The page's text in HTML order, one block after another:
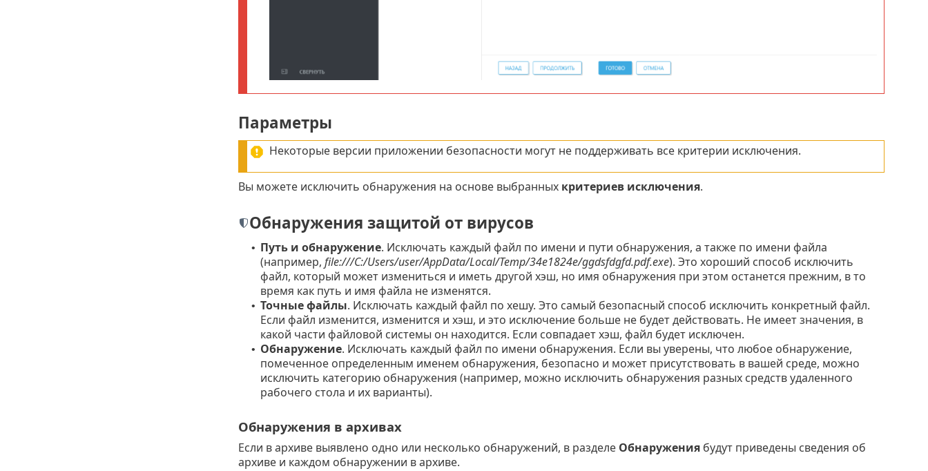
Параметры
Некоторые версии приложении безопасности могут не поддерживать все критерии исключения.
Вы можете исключить обнаружения на основе выбранных критериев исключения.
Обнаружения защитой от вирусов
• Путь и обнаружение. Исключать каждый файл по имени и пути обнаружения, а также по имени файла
(например, file:///C:/Users/user/AppData/Local/Temp/34e1824e/ggdsfdgfd.pdf.exe). Это хороший способ исключить
файл, который может измениться и иметь другой хэш, но имя обнаружения при этом останется прежним, в то
время как путь и имя файла не изменятся.
• Точные файлы. Исключать каждый файл по хешу. Это самый безопасный способ исключить конкретный файл.
Если файл изменится, изменится и хэш, и это исключение больше не будет действовать. Не имеет значения, в
какой части файловой системы он находится. Если совпадает хэш, файл будет исключен.
• Обнаружение. Исключать каждый файл по имени обнаружения. Если вы уверены, что любое обнаружение,
помеченное определенным именем обнаружения, безопасно и может присутствовать в вашей среде, можно
исключить категорию обнаружения (например, можно исключить обнаружения разных средств удаленного
рабочего стола и их варианты).
Обнаружения в архивах
Если в архиве выявлено одно или несколько обнаружений, в разделе Обнаружениябудут приведены сведения об
архиве и каждом обнаружении в архиве.